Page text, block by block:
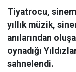
Tiyatrocu,
yıllık müzik,
anılarından
oynadığı
sahnelendi.